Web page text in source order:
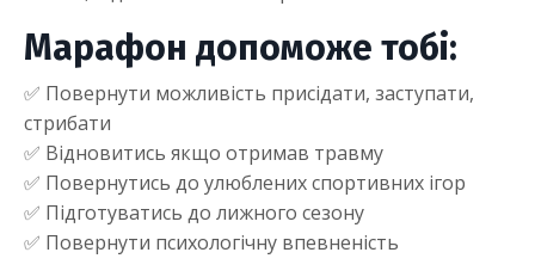
Марафон допоможе тобі:
✅ Повернути можливість присідати, заступати,
стрибати
✅ Відновитись якщо отримав травму
✅ Повернутись до улюблених спортивних ігор
✅ Підготуватись до лижного сезону
✅ Повернути психологічну впевненість